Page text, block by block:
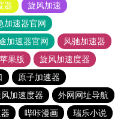
器
旋风加速
加速器官网
加速器官网
风驰加速器
果版
旋风加速度器
原子加速器
加速度器
外网网址导航
哔咔漫画
瑞乐小说